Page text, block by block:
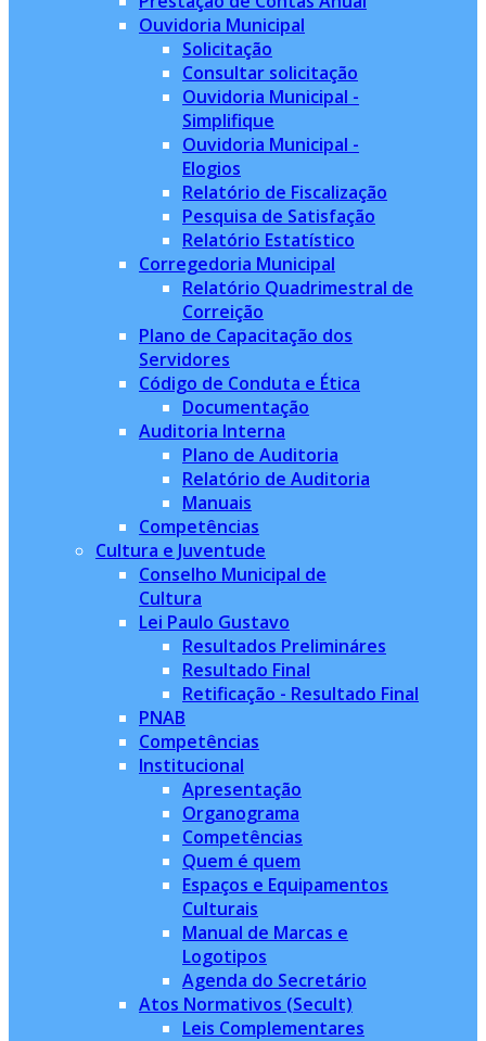
Ouvidoria Municipal
Solicitação
Consultar solicitação
Ouvidoria Municipal -
Simplifique
Ouvidoria Municipal -
Elogios
Relatório de Fiscalização
Pesquisa de Satisfação
Relatório Estatístico
Corregedoria Municipal
Relatório Quadrimestral de
Correição
Plano de Capacitação dos
Servidores
Código de Conduta e Ética
Documentação
Auditoria Interna
Plano de Auditoria
Relatório de Auditoria
Manuais
Competências
Cultura e Juventude
Conselho Municipal de
Cultura
Lei Paulo Gustavo
Resultados Prelimináres
Resultado Final
Retificação - Resultado Final
PNAB
Competências
Institucional
Apresentação
Organograma
Competências
Quem é quem
Espaços e Equipamentos
Culturais
Manual de Marcas e
Logotipos
Agenda do Secretário
Atos Normativos (Secult)
Leis Complementares